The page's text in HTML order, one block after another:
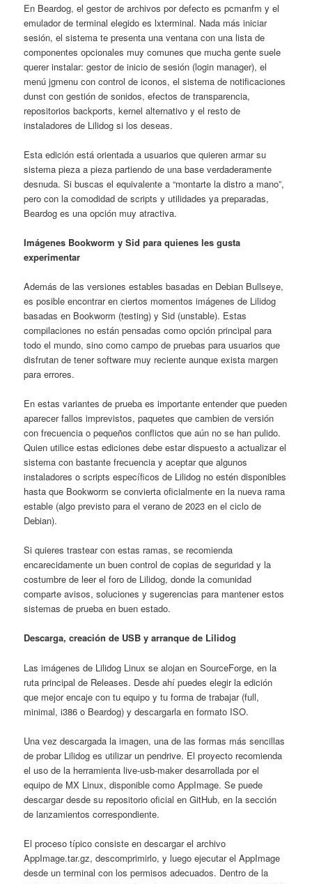
En Beardog, el gestor de archivos por defecto es pcmanfm y el
emulador de terminal elegido es lxterminal. Nada más iniciar
sesión, el sistema te presenta una ventana con una lista de
componentes opcionales muy comunes que mucha gente suele
querer instalar: gestor de inicio de sesión (login manager), el
menú jgmenu con control de iconos, el sistema de notificaciones
dunst con gestión de sonidos, efectos de transparencia,
repositorios backports, kernel alternativo y el resto de
instaladores de Lilidog si los deseas.
Esta edición está orientada a usuarios que quieren armar su
sistema pieza a pieza partiendo de una base verdaderamente
desnuda. Si buscas el equivalente a “montarte la distro a mano”,
pero con la comodidad de scripts y utilidades ya preparadas,
Beardog es una opción muy atractiva.
Imágenes Bookworm y Sid para quienes les gusta
experimentar
Además de las versiones estables basadas en Debian Bullseye,
es posible encontrar en ciertos momentos imágenes de Lilidog
basadas en Bookworm (testing) y Sid (unstable). Estas
compilaciones no están pensadas como opción principal para
todo el mundo, sino como campo de pruebas para usuarios que
disfrutan de tener software muy reciente aunque exista margen
para errores.
En estas variantes de prueba es importante entender que pueden
aparecer fallos imprevistos, paquetes que cambien de versión
con frecuencia o pequeños conflictos que aún no se han pulido.
Quien utilice estas ediciones debe estar dispuesto a actualizar el
sistema con bastante frecuencia y aceptar que algunos
instaladores o scripts específicos de Lilidog no estén disponibles
hasta que Bookworm se convierta oficialmente en la nueva rama
estable (algo previsto para el verano de 2023 en el ciclo de
Debian).
Si quieres trastear con estas ramas, se recomienda
encarecidamente un buen control de copias de seguridad y la
costumbre de leer el foro de Lilidog, donde la comunidad
comparte avisos, soluciones y sugerencias para mantener estos
sistemas de prueba en buen estado.
Descarga, creación de USB y arranque de Lilidog
Las imágenes de Lilidog Linux se alojan en SourceForge, en la
ruta principal de Releases. Desde ahí puedes elegir la edición
que mejor encaje con tu equipo y tu forma de trabajar (full,
minimal, i386 o Beardog) y descargarla en formato ISO.
Una vez descargada la imagen, una de las formas más sencillas
de probar Lilidog es utilizar un pendrive. El proyecto recomienda
el uso de la herramienta live-usb-maker desarrollada por el
equipo de MX Linux, disponible como AppImage. Se puede
descargar desde su repositorio oficial en GitHub, en la sección
de lanzamientos correspondiente.
El proceso típico consiste en descargar el archivo
AppImage.tar.gz, descomprimirlo, y luego ejecutar el AppImage
desde un terminal con los permisos adecuados. Dentro de la